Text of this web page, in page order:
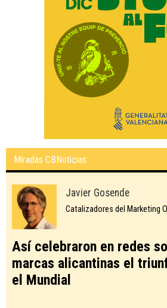
Miradas CBNoticias
Javier Gosende
Catalizadores del Marketing
Así celebraron en redes
marcas alicantinas el
el Mundial